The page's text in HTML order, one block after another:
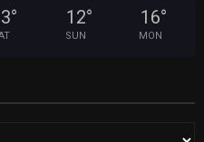
° 12°
SUN
16°
MON